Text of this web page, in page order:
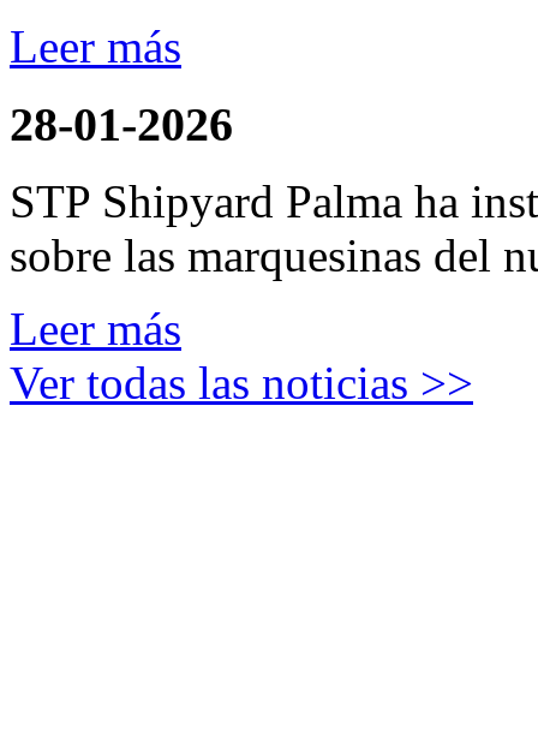
Leer más
28-01-2026
STP Shipyard Palma ha
sobre las marquesinas del
Leer más
Ver todas las noticias >>